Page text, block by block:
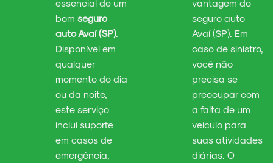
essencial de um
bom seguro
auto Avaí (SP).
Disponível em
qualquer
momento do dia
ou da noite,
este serviço
inclui suporte
em casos de
emergência,
vantagem do
seguro auto
Avaí (SP). Em
caso de sinistro,
você não
precisa se
preocupar com
a falta de um
veículo para
suas atividades
diárias. O